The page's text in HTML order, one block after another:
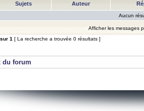
Sujets Auteur
Aucun
Afficher les messages
sur 1 [ La recherche a trouvée 0 résultats ]
du forum